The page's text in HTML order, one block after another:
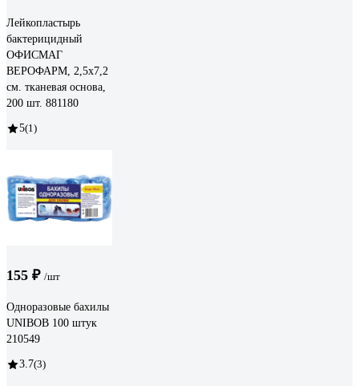
Лейкопластырь
бактерицидный
ОФИСМАГ
ВЕРОФАРМ, 2,5х7,2
см. тканевая основа,
200 шт. 881180
5(1)
155 ₽ /шт
Одноразовые бахилы
UNIBOB 100 штук
210549
3.7(3)